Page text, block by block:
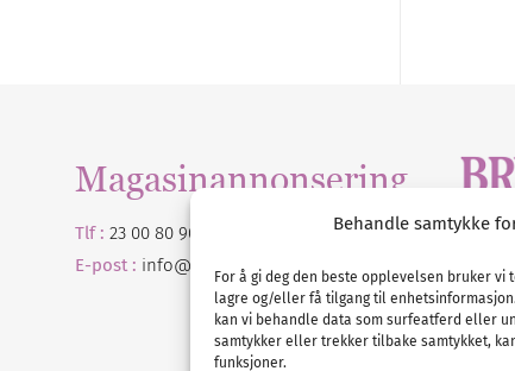
Behandle samtykke
For å gi deg den beste opplevelsen bruker
lagre og/eller få tilgang til
kan vi behandle data som surfeatferd eller
samtykker eller trekker tilbake samtykket,
funksjoner.
Magasinannonsering
Tlf : 23 00 80 90
E-post : info@ nordicbridalmedia
E-
© All
VAT: